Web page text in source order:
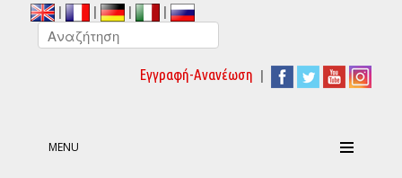
| | | |
Εγγραφή-Ανανέωση |
MENU